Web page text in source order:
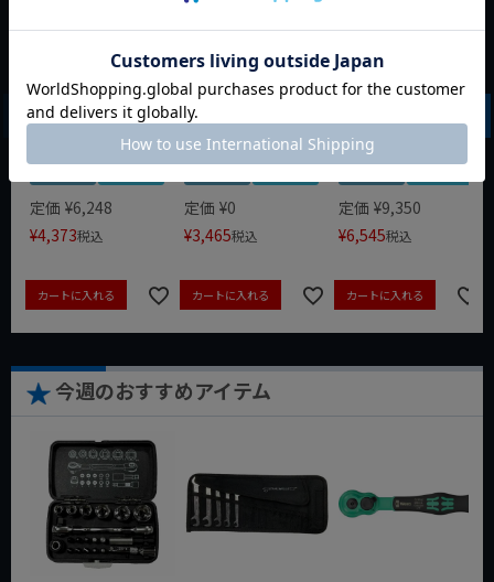
クィックツール CL-
917
定価 ¥6,248
¥4,373税込
カートに入れる
WIT マグネットツー
ルマット ブラック
定価 ¥0
¥3,465税込
カートに入れる
クニペックス コブラ
クイックセット
定価 ¥9,350
¥6,545税込
カートに入れる
今週のおすすめアイテム